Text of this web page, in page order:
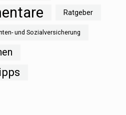
Ratgeber
und Sozialversicherung